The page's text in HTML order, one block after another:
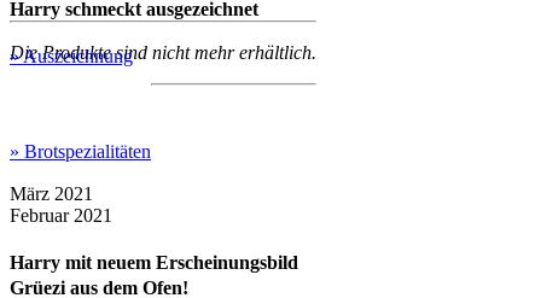
Die Produkte sind nicht mehr erhältlich.
» Brotspezialitäten
März 2021
Harry schmeckt ausgezeichnet
» Auszeichnung
Februar 2021
Harry mit neuem Erscheinungsbild
Grüezi aus dem Ofen!